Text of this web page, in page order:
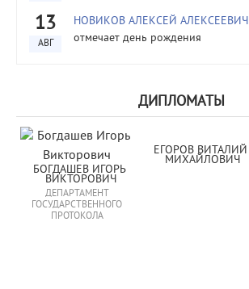
13
АВГ
НОВИКОВ АЛЕКСЕЙ АЛЕКСЕЕВИЧ
отмечает день рождения
ДИПЛОМАТЫ
БОГДАШЕВ ИГОРЬ
ВИКТОРОВИЧ
ДЕПАРТАМЕНТ
ГОСУДАРСТВЕННОГО
ПРОТОКОЛА
ЕГОРОВ ВИТАЛИЙ
МИХАЙЛОВИЧ